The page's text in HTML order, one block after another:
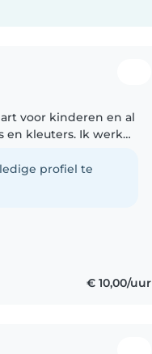
voor kinderen en al
en kleuters. Ik werk
profiel te
€ 10,00/uur